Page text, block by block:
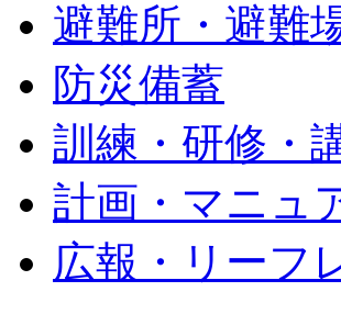
避難所・避難
防災備蓄
訓練・研修・
計画・マニュ
広報・リーフ